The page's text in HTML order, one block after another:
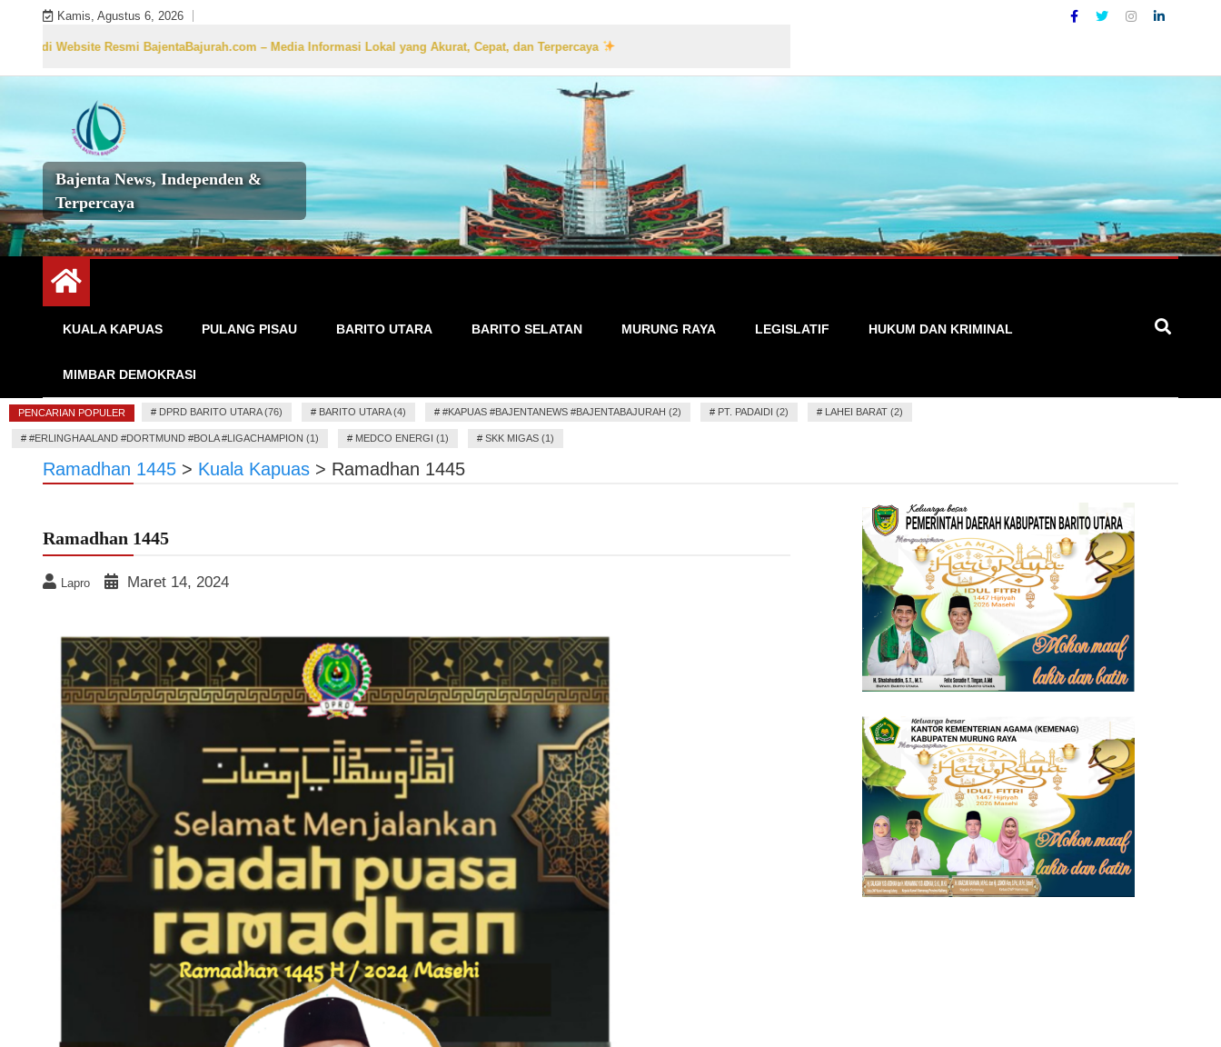
Kamis, Agustus 6, 2026
BajentaBajurah.com – Media Informasi Lokal yang Akurat, Cepat, dan Terpercaya
Bajenta News, Independen &
Terpercaya
KUALA KAPUAS PULANG PISAU BARITO UTARA BARITO SELATAN MURUNG RAYA LEGISLATIF HUKUM DAN KRIMINAL
MIMBAR DEMOKRASI
PENCARIAN POPULER # DPRD BARITO UTARA (76) # BARITO UTARA (4) # #KAPUAS #BAJENTANEWS #BAJENTABAJURAH (2) # PT. PADAIDI (2) # LAHEI BARAT (2)
# #ERLINGHAALAND #DORTMUND #BOLA #LIGACHAMPION (1) # MEDCO ENERGI (1) # SKK MIGAS (1)
Ramadhan 1445 > Kuala Kapuas > Ramadhan 1445
Ramadhan 1445
Lapro Maret 14, 2024